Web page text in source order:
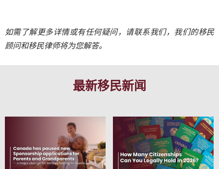
如需了解更多详情或有任何疑问，请联系我们，我们的移民
顾问和移民律师将为您解答。
最新移民新闻